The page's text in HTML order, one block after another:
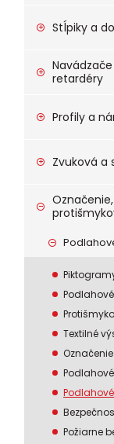
Stĺpiky a
retardéry
Profily a
Zvuková a
Textilné
Požiarne